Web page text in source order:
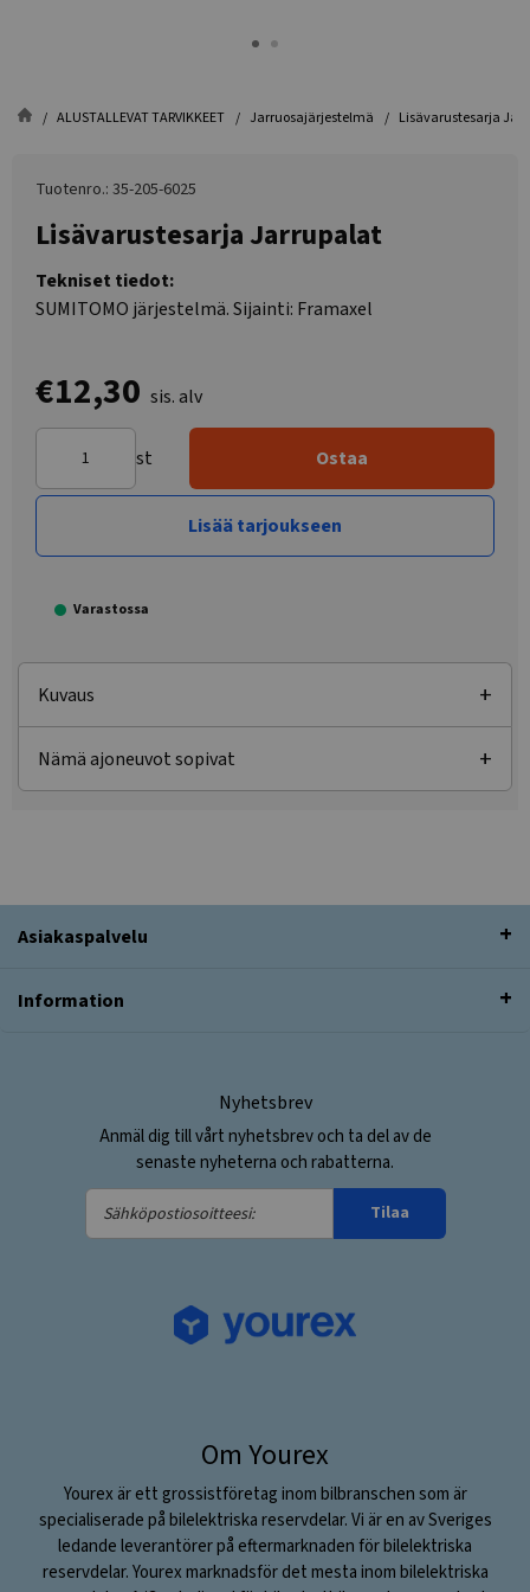
ALUSTALLEVAT TARVIKKEET Jarruosajärjestelmä Lisävarustesarja
Tuotenro.: 35-205-6025
Lisävarustesarja Jarrupalat
Tekniset tiedot:
SUMITOMO järjestelmä. Sijainti: Framaxel
€12,30 sis. alv
st Ostaa
Lisää tarjoukseen
Varastossa
Kuvaus
Nämä ajoneuvot sopivat
Asiakaspalvelu
Information
Nyhetsbrev
Anmäl dig till vårt nyhetsbrev och ta del av de
senaste nyheterna och rabatterna.
Sähköpostiosoitteesi:
Tilaa
Om Yourex
Yourex är ett grossistföretag inom bilbranschen som är
specialiserade på bilelektriska reservdelar. Vi är en av Sveriges
ledande leverantörer på eftermarknaden för bilelektriska
reservdelar. Yourex marknadsför det mesta inom bilelektriska